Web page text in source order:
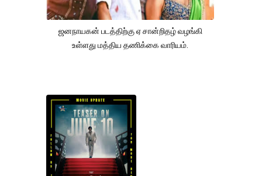
ஜனநாயகன் படத்திற்கு ஏ சான்றிதழ் வழங்கி
உள்ளது மத்திய தணிக்கை வாரியம்.